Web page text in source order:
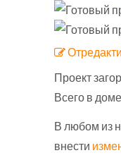
Проект
Всего в
В любом из
внести